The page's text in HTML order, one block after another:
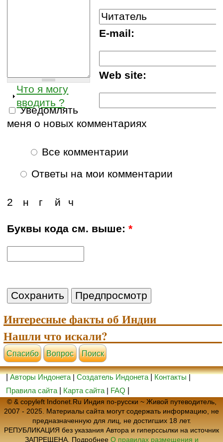
E-mail:
Web site:
Что я могу
вводить ?
Уведомлять
меня о новых комментариях
Все комментарии
Ответы на мои комментарии
й
г ч
н
2
Буквы кода см. выше:*
Интересные факты об Индии
Нашли что искали?
Cпасибо Вопрос Поиск
|Авторы Индонета|Создатель Индонета|Контакты|
Правила сайта
Карта сайта | FAQ
© & copyleft Indonet.Ru Индия по-русски ~ Живой путеводитель,
2007 - 2025. Материалы сайта могут содержать информацию, не
предназначенную для лиц, не достигших 18 лет.
РЕПУБЛИКАЦИЯ без указания Автора и гиперссылки на источник
ЗАПРЕЩЕНА. Подробнее О правилах размещения и